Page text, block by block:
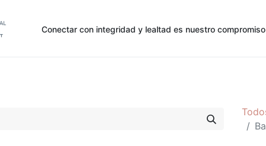
Conectar con integridad y lealtad es nuestro compromiso